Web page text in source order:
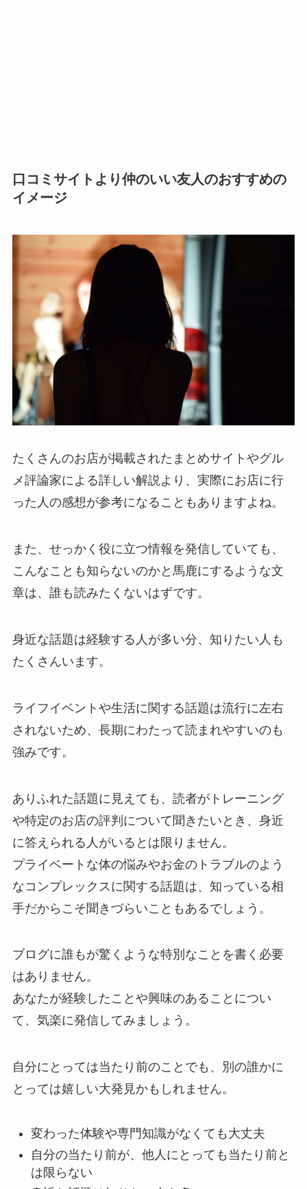
口コミサイトより仲のいい友人のおすすめの
イメージ
たくさんのお店が掲載されたまとめサイトやグル
メ評論家による詳しい解説より、実際にお店に行
った人の感想が参考になることもありますよね。
また、せっかく役に立つ情報を発信していても、
こんなことも知らないのかと馬鹿にするような文
章は、誰も読みたくないはずです。
身近な話題は経験する人が多い分、知りたい人も
たくさんいます。
ライフイベントや生活に関する話題は流行に左右
されないため、長期にわたって読まれやすいのも
強みです。
ありふれた話題に見えても、読者がトレーニング
や特定のお店の評判について聞きたいとき、身近
に答えられる人がいるとは限りません。
プライベートな体の悩みやお金のトラブルのよう
なコンプレックスに関する話題は、知っている相
手だからこそ聞きづらいこともあるでしょう。
ブログに誰もが驚くような特別なことを書く必要
はありません。
あなたが経験したことや興味のあることについ
て、気楽に発信してみましょう。
自分にとっては当たり前のことでも、別の誰かに
とっては嬉しい大発見かもしれません。
変わった体験や専門知識がなくても大丈夫
自分の当たり前が、他人にとっても当たり前と
は限らない